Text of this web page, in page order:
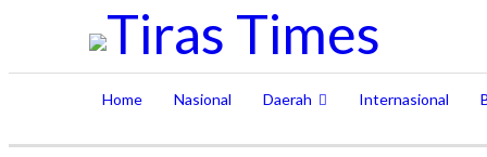
Home Nasional Daerah Internasional